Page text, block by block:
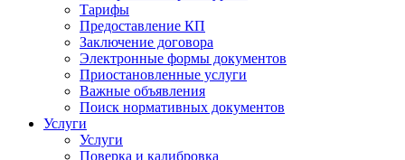
Тарифы
Предоставление КП
Заключение договора
Электронные формы документов
Приостановленные услуги
Важные объявления
Поиск нормативных документов
Услуги
Услуги
Поверка и калибровка